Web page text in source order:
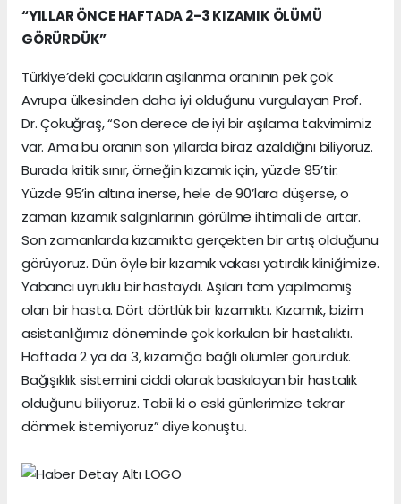
“YILLAR ÖNCE HAFTADA 2-3 KIZAMIK ÖLÜMÜ
GÖRÜRDÜK”
Türkiye’deki çocukların aşılanma oranının pek çok
Avrupa ülkesinden daha iyi olduğunu vurgulayan Prof.
Dr. Çokuğraş, “Son derece de iyi bir aşılama takvimimiz
var. Ama bu oranın son yıllarda biraz azaldığını biliyoruz.
Burada kritik sınır, örneğin kızamık için, yüzde 95’tir.
Yüzde 95’in altına inerse, hele de 90’lara düşerse, o
zaman kızamık salgınlarının görülme ihtimali de artar.
Son zamanlarda kızamıkta gerçekten bir artış olduğunu
görüyoruz. Dün öyle bir kızamık vakası yatırdık kliniğimize.
Yabancı uyruklu bir hastaydı. Aşıları tam yapılmamış
olan bir hasta. Dört dörtlük bir kızamıktı. Kızamık, bizim
asistanlığımız döneminde çok korkulan bir hastalıktı.
Haftada 2 ya da 3, kızamığa bağlı ölümler görürdük.
Bağışıklık sistemini ciddi olarak baskılayan bir hastalık
olduğunu biliyoruz. Tabii ki o eski günlerimize tekrar
dönmek istemiyoruz” diye konuştu.